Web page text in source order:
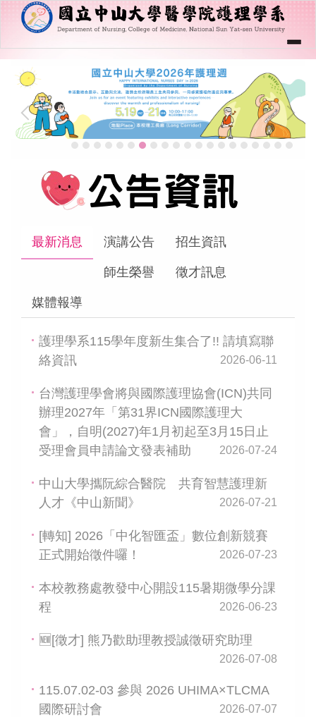
回首頁 中山大學 ｜ 醫學院 ｜ English
｜
網站管理
關於學系
學制課程
招生資訊
學生專區
教學資源管理系統
最新消息 演講公告 招生資訊
師生榮譽 徵才訊息
媒體報導
護理學系115學年度新生集合了!! 請填寫聯
絡資訊
2026-06-11
台灣護理學會將與國際護理協會(ICN)共同
辦理2027年「第31界ICN國際護理大
會」，自明(2027)年1月初起至3月15日止
受理會員申請論文發表補助
2026-07-24
中山大學攜阮綜合醫院 共育智慧護理新
人才《中山新聞》
2026-07-21
[轉知] 2026「中化智匯盃」數位創新競賽
正式開始徵件囉！
2026-07-23
本校教務處教發中心開設115暑期微學分課
程
2026-06-23
🆕[徵才] 熊乃歡助理教授誠徵研究助理
2026-07-08
115.07.02-03 參與 2026 UHIMA×TLCMA
國際研討會
2026-07-07